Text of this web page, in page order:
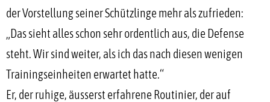
der Vorstellung seiner Schützlinge mehr als zufrieden:
„Das sieht alles schon sehr ordentlich aus, die Defense
steht. Wir sind weiter, als ich das nach diesen wenigen
Trainingseinheiten erwartet hatte.“
Er, der ruhige, äusserst erfahrene Routinier, der auf